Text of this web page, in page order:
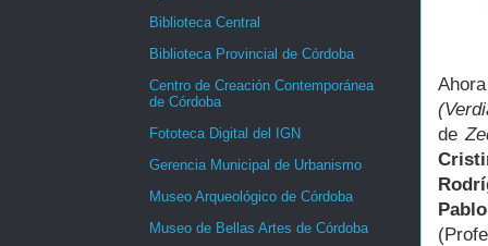
de
Biblioteca Central
Biblioteca Provincial de Córdoba
Centro de Creación Contemporánea
de Córdoba
Fototeca Digital del IGN
Gerencia Municipal de Urbanismo
Museo Arqueológico de Córdoba
Museo de Bellas Artes de Córdoba